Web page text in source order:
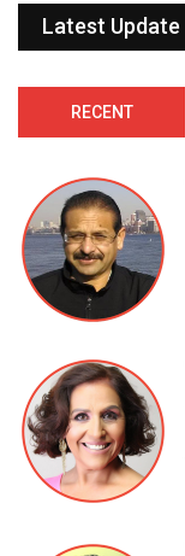
Latest Update
RECENT